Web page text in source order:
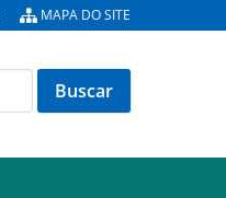
MAPA DO SITE